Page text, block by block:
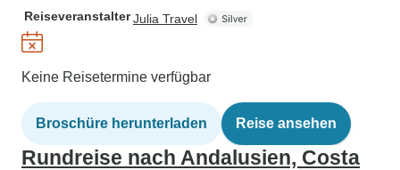
ReiseveranstalterJulia Travel
Keine Reisetermine verfügbar
Broschüre herunterladen Reise ansehen
Rundreise nach Andalusien, Costa